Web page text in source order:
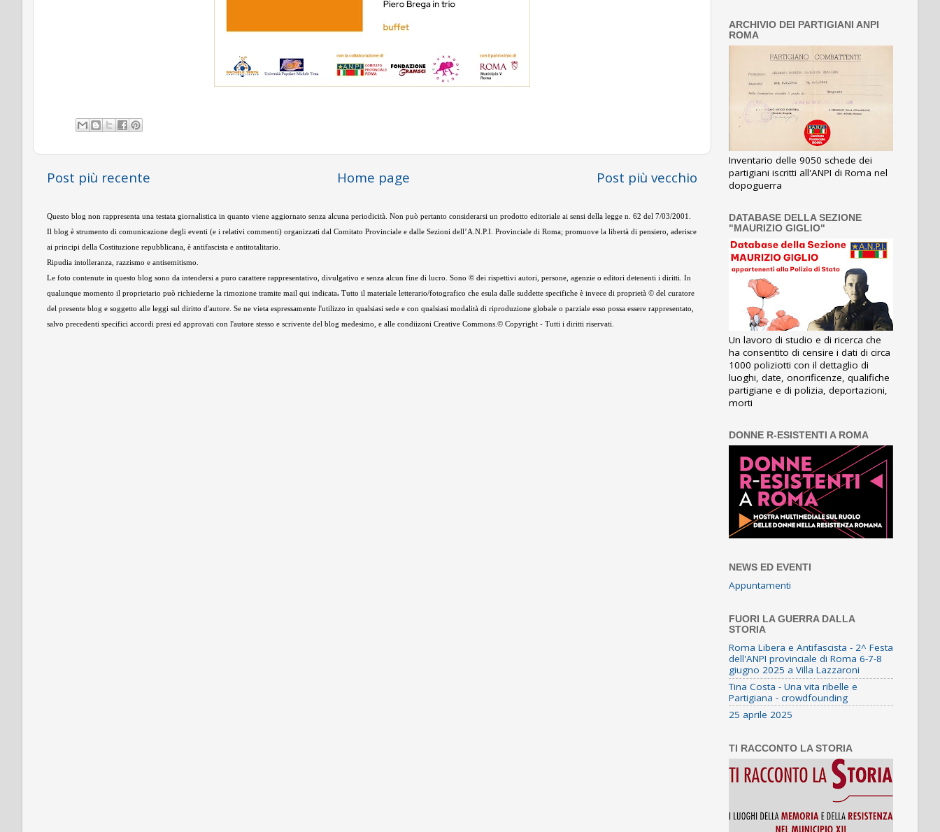
Post più recente Post più vecchio
Home page
Questo blog non rappresenta una testata giornalistica in quanto viene aggiornato senza alcuna periodicità. Non può pertanto considerarsi un prodotto editoriale ai sensi della legge n. 62 del 7/03/2001.
Il blog è strumento di comunicazione degli eventi (e i relativi commenti) organizzati dal Comitato Provinciale e dalle Sezioni dell’A.N.P.I. Provinciale di Roma; promuove la libertà di pensiero, aderisce
ai principi della Costituzione repubblicana, è antifascista e antitotalitario.
Ripudia intolleranza, razzismo e antisemitismo.
Le foto contenute in questo blog sono da intendersi a puro carattere rappresentativo, divulgativo e senza alcun fine di lucro. Sono © dei rispettivi autori, persone, agenzie o editori detenenti i diritti. In
qualunque momento il proprietario può richiederne la rimozione tramite mail qui indicata. Tutto il materiale letterario/fotografico che esula dalle suddette specifiche è invece di proprietà © del curatore
del presente blog e soggetto alle leggi sul diritto d'autore. Se ne vieta espressamente l'utilizzo in qualsiasi sede e con qualsiasi modalità di riproduzione globale o parziale esso possa essere rappresentato,
salvo precedenti specifici accordi presi ed approvati con l'autore stesso e scrivente del blog medesimo, e alle condiizoni Creative Commons.© Copyright - Tutti i diritti riservati.
ARCHIVIO DEI PARTIGIANI ANPI
ROMA
Inventario delle 9050 schede dei
partigiani iscritti all'ANPI di Roma nel
dopoguerra
DATABASE DELLA SEZIONE
"MAURIZIO GIGLIO"
Un lavoro di studio e di ricerca che
ha consentito di censire i dati di circa
1000 poliziotti con il dettaglio di
luoghi, date, onorificenze, qualifiche
partigiane e di polizia, deportazioni,
morti
DONNE R-ESISTENTI A ROMA
NEWS ED EVENTI
Appuntamenti
FUORI LA GUERRA DALLA
STORIA
Roma Libera e Antifascista - 2^ Festa
dell'ANPI provinciale di Roma 6-7-8
giugno 2025 a Villa Lazzaroni
Tina Costa - Una vita ribelle e
Partigiana - crowdfounding
25 aprile 2025
TI RACCONTO LA STORIA